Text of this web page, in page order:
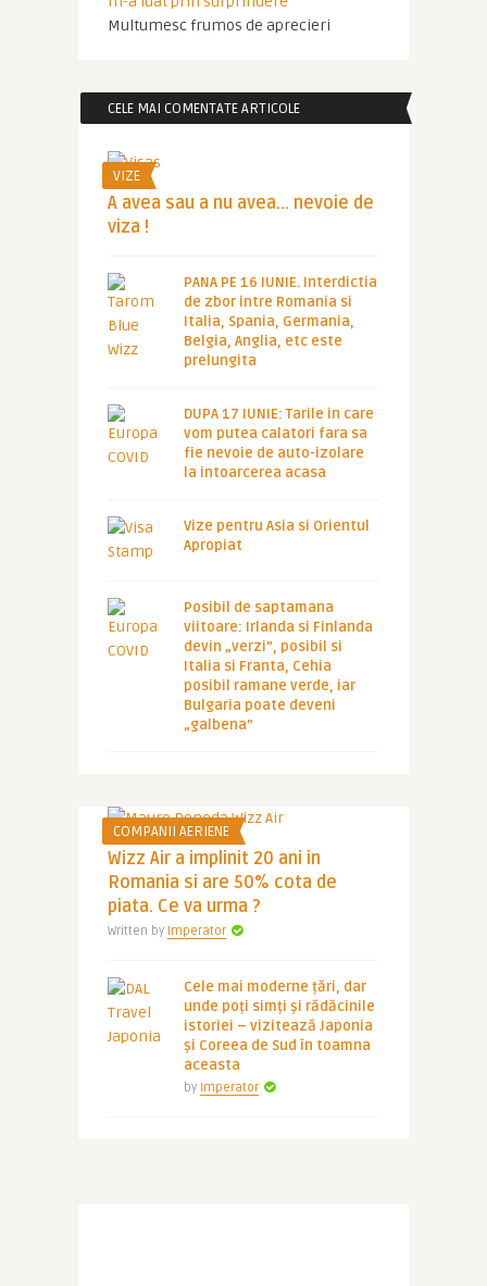
Multumesc frumos de aprecieri
CELE MAI COMENTATE ARTICOLE
VIZE
A avea sau a nu avea… nevoie de
viza !
PANA PE 16 IUNIE. Interdictia
de zbor intre Romania si
Italia, Spania, Germania,
Belgia, Anglia, etc este
prelungita
DUPA 17 IUNIE: Tarile in care
vom putea calatori fara sa
fie nevoie de auto-izolare
la intoarcerea acasa
Vize pentru Asia si Orientul
Apropiat
Posibil de saptamana
viitoare: Irlanda si Finlanda
devin „verzi”, posibil si
Italia si Franta, Cehia
posibil ramane verde, iar
Bulgaria poate deveni
„galbena”
COMPANII AERIENE
Wizz Air a implinit 20 ani in
Romania si are 50% cota de
piata. Ce va urma ?
Written by Imperator
Cele mai moderne țări, dar
unde poți simți și rădăcinile
istoriei – vizitează Japonia
și Coreea de Sud în toamna
aceasta
by Imperator